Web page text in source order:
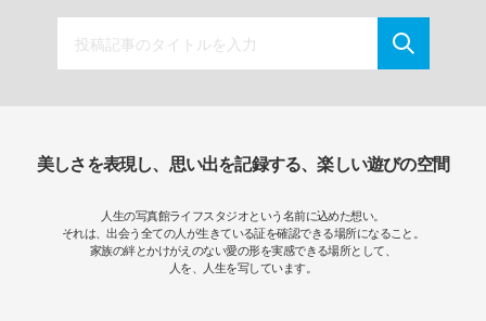
美しさを表現し、思い出を記録する、楽しい遊びの空間
人生の写真館ライフスタジオという名前に込めた想い。
それは、出会う全ての人が生きている証を確認できる場所になること。
家族の絆とかけがえのない愛の形を実感できる場所として、
人を、人生を写しています。